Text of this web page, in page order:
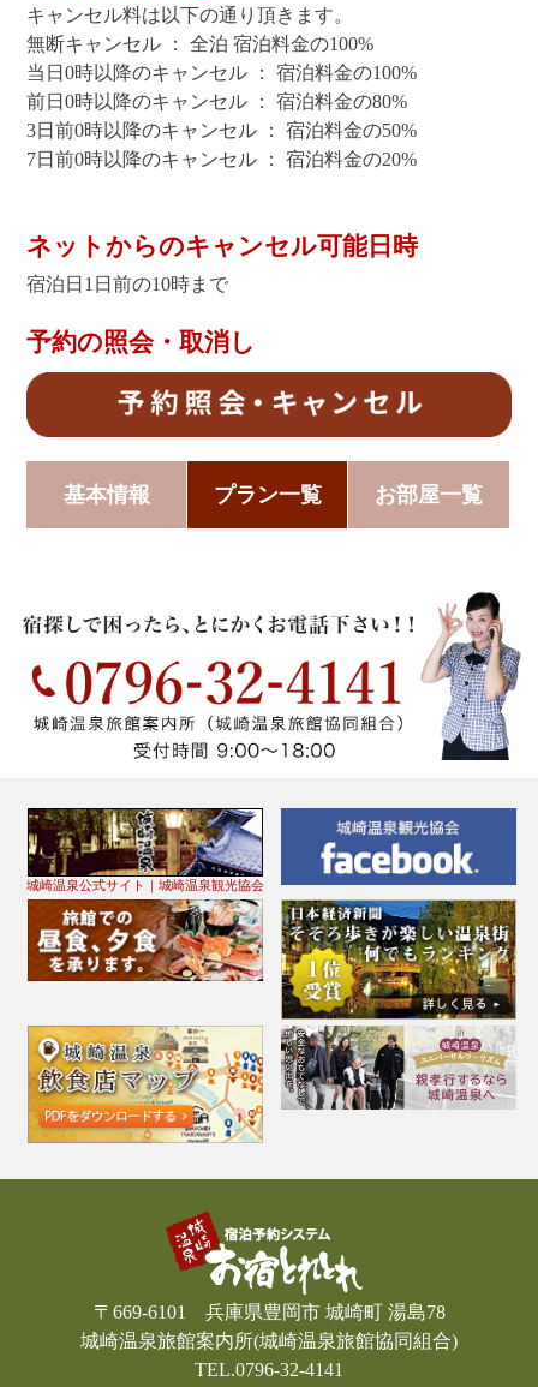
キャンセル料は以下の通り頂きます。
無断キャンセル ： 全泊 宿泊料金の100%
当日0時以降のキャンセル ： 宿泊料金の100%
前日0時以降のキャンセル ： 宿泊料金の80%
3日前0時以降のキャンセル ： 宿泊料金の50%
7日前0時以降のキャンセル ： 宿泊料金の20%
ネットからのキャンセル可能日時
宿泊日1日前の10時まで
予約の照会・取消し
基本情報 プラン一覧 お部屋一覧
城崎温泉公式サイト｜城崎温泉観光協会
〒669-6101 兵庫県豊岡市 城崎町 湯島78
城崎温泉旅館案内所(城崎温泉旅館協同組合)
TEL.0796-32-4141